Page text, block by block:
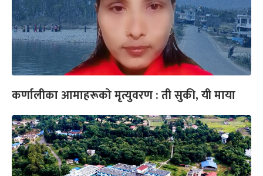
कर्णालीका आमाहरूको मृत्युवरण : ती सुकी, यी माया